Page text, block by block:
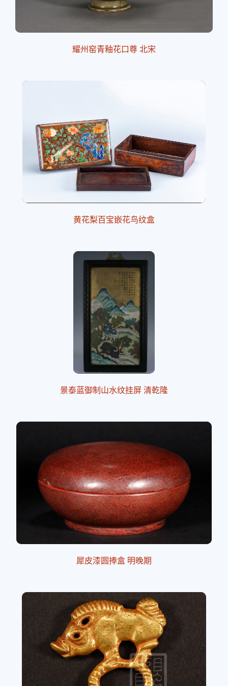
耀州窑青釉花口尊 北宋
黄花梨百宝嵌花鸟纹盒
景泰蓝御制山水纹挂屏 清乾隆
犀皮漆圆捧盒 明晚期